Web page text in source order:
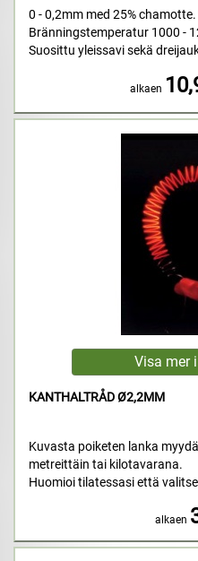
0 - 0,2mm med 25%
Bränningstemperatur 1000 -
Suosittu yleissavi sekä
alkaen
KANTHALTRÅD Ø2,2MM
Kuvasta poiketen lanka
metreittäin tai kilotavarana.
Huomioi tilatessasi että
alkaen